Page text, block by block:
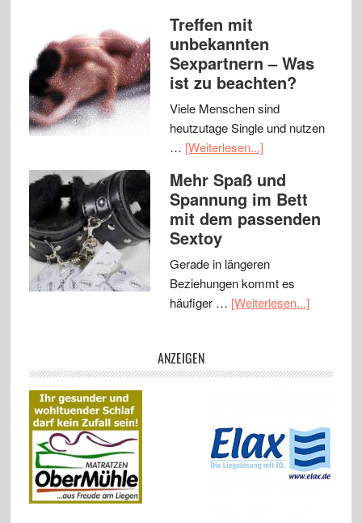
Treffen mit
unbekannten
Sexpartnern – Was
ist zu beachten?
Viele Menschen sind
heutzutage Single und nutzen
… [Weiterlesen...]
Mehr Spaß und
Spannung im Bett
mit dem passenden
Sextoy
Gerade in längeren
Beziehungen kommt es
häufiger … [Weiterlesen...]
ANZEIGEN